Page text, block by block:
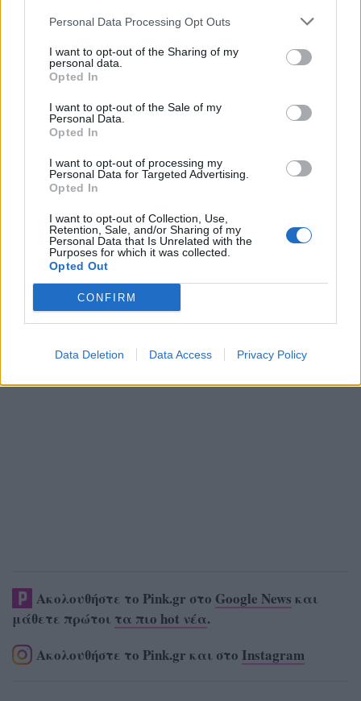
Personal Data Processing Opt Outs
I want to opt-out of the Sharing of my
personal data.
Opted In
I want to opt-out of the Sale of my
Personal Data.
Opted In
I want to opt-out of processing my
Personal Data for Targeted Advertising.
Opted In
I want to opt-out of Collection, Use,
Retention, Sale, and/or Sharing of my
Personal Data that Is Unrelated with the
Purposes for which it was collected.
Opted Out
CONFIRM
Data Deletion Data Access Privacy Policy
διαγωνισμό με παίκτες της ομάδας της, ενώ το
έφτασε μέχρι τον τελικό του
Η σχέση της με τηEurovisionθεωρούνταν εδώ και
χρόνια δεδομένη, με το όνομά της να κυκλοφορεί
ως φαβορί από τη στιγμή που ανακοινώθηκε η
επιστροφή της Βουλγαρίας στον διαγωνισμό.
ΔΙΑΦΗΜΙΣΗ
Ακολουθήστε το Pink.gr στο Google News και
μάθετε πρώτοι τα πιο hot νέα.
Ακολουθήστε το Pink.gr και στο Instagram